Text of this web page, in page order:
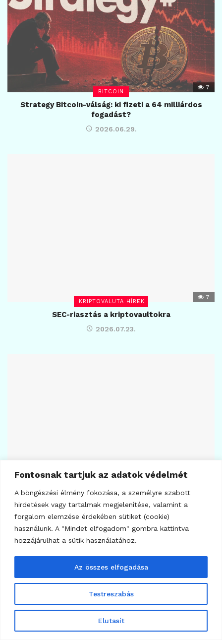
Fontosnak tartjuk az adatok védelmét
A böngészési élmény fokozása, a személyre szabott
hirdetések vagy tartalmak megjelenítése, valamint a
forgalom elemzése érdekében sütiket (cookie)
használunk. A "Mindet elfogadom" gombra kattintva
hozzájárulhat a sütik használatához.
Testreszabás
Elutasít
Az összes elfogadása
BITCOIN
7
Strategy Bitcoin-válság: ki fizeti a 64 milliárdos
fogadást?
2026.06.29.
KRIPTOVALUTA HÍREK
7
SEC-riasztás a kriptovaultokra
2026.07.23.
BITCOIN
AI-támadások miatt leállt a Boltz
2026.08.05.